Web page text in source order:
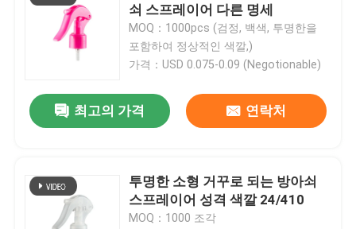
쇠 스프레이어 다른 명세
MOQ：1000pcs (검정, 백색, 투명한을
포함하여 정상적인 색깔,)
가격：USD 0.075-0.09 (Negotionable)
최고의 가격 연락처
투명한 소형 거꾸로 되는 방아쇠
스프레이어 성격 색깔 24/410
MOQ：1000 조각